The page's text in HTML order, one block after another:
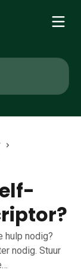
hulp nodig?
nodig. Stuur